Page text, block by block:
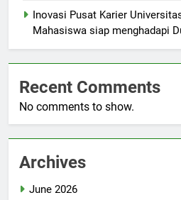
Inovasi Pusat Karier
Mahasiswa siap menghadapi
Recent Comments
No comments to show.
Archives
June 2026